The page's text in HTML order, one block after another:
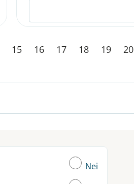
15 16 17 18 19 20
Nei